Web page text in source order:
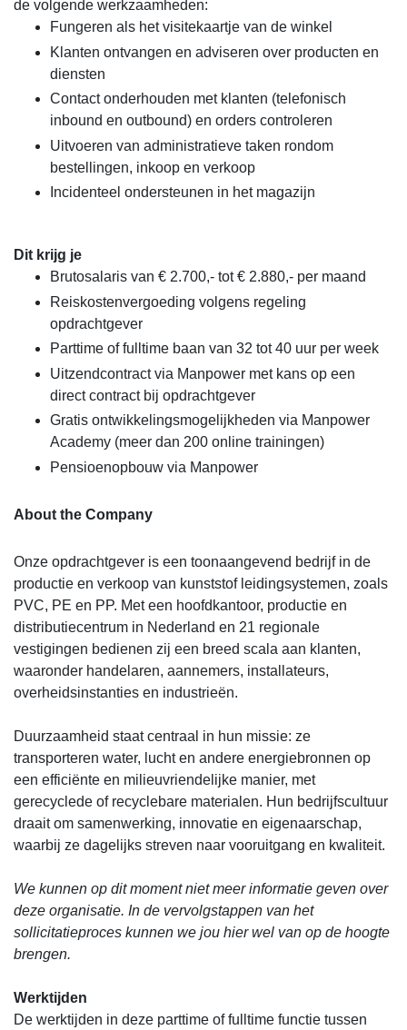
de volgende werkzaamheden:
Fungeren als het visitekaartje van de winkel
Klanten ontvangen en adviseren over producten en
diensten
Contact onderhouden met klanten (telefonisch
inbound en outbound) en orders controleren
Uitvoeren van administratieve taken rondom
bestellingen, inkoop en verkoop
Incidenteel ondersteunen in het magazijn
Dit krijg je
Brutosalaris van € 2.700,- tot € 2.880,- per maand
Reiskostenvergoeding volgens regeling
opdrachtgever
Parttime of fulltime baan van 32 tot 40 uur per week
Uitzendcontract via Manpower met kans op een
direct contract bij opdrachtgever
Gratis ontwikkelingsmogelijkheden via Manpower
Academy (meer dan 200 online trainingen)
Pensioenopbouw via Manpower
About the Company
Onze opdrachtgever is een toonaangevend bedrijf in de
productie en verkoop van kunststof leidingsystemen, zoals
PVC, PE en PP. Met een hoofdkantoor, productie en
distributiecentrum in Nederland en 21 regionale
vestigingen bedienen zij een breed scala aan klanten,
waaronder handelaren, aannemers, installateurs,
overheidsinstanties en industrieën.
Duurzaamheid staat centraal in hun missie: ze
transporteren water, lucht en andere energiebronnen op
een efficiënte en milieuvriendelijke manier, met
gerecyclede of recyclebare materialen. Hun bedrijfscultuur
draait om samenwerking, innovatie en eigenaarschap,
waarbij ze dagelijks streven naar vooruitgang en kwaliteit.
We kunnen op dit moment niet meer informatie geven over
deze organisatie. In de vervolgstappen van het
sollicitatieproces kunnen we jou hier wel van op de hoogte
brengen.
Werktijden
De werktijden in deze parttime of fulltime functie tussen